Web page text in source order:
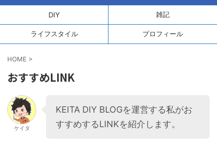
DIY 雑記
ライフスタイル プロフィール
HOME >
おすすめLINK
ケイタ
KEITA DIY BLOGを運営する私がお
すすめするLINKを紹介します。